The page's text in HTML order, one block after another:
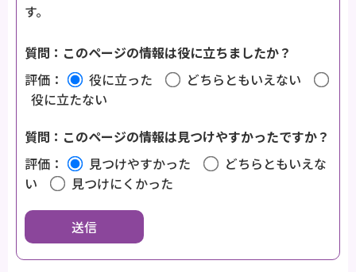
す。
質問：このページの情報は役に立ちましたか？
評価：
役に立った
どちらともいえない
役に立たない
質問：このページの情報は見つけやすかったですか？
評価：
見つけやすかった
どちらともいえな
い
見つけにくかった